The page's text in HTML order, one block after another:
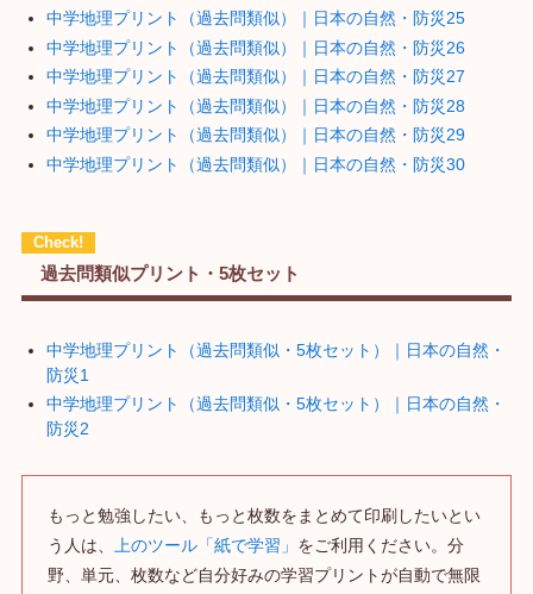
中学地理プリント（過去問類似）｜日本の自然・防災25
中学地理プリント（過去問類似）｜日本の自然・防災26
中学地理プリント（過去問類似）｜日本の自然・防災27
中学地理プリント（過去問類似）｜日本の自然・防災28
中学地理プリント（過去問類似）｜日本の自然・防災29
中学地理プリント（過去問類似）｜日本の自然・防災30
過去問類似プリント・5枚セット
中学地理プリント（過去問類似・5枚セット）｜日本の自然・
防災1
中学地理プリント（過去問類似・5枚セット）｜日本の自然・
防災2
もっと勉強したい、もっと枚数をまとめて印刷したいとい
う人は、 上のツール「紙で学習」 をご利用ください。分
野、単元、枚数など自分好みの学習プリントが自動で無限